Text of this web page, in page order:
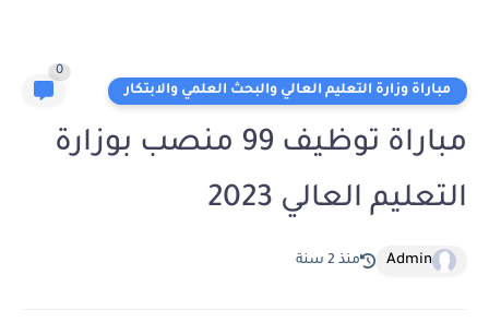
مباراة وزارة التعليم العالي والبحث العلمي والابتكار
0
مباراة توظيف 99 منصب بوزارة
التعليم العالي 2023
Admin منذ 2 سنة